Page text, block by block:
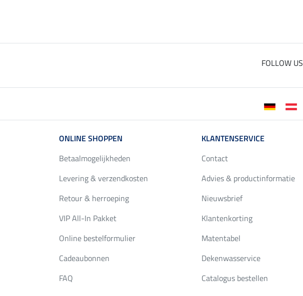
FOLLOW US
ONLINE SHOPPEN
Betaalmogelijkheden
Levering & verzendkosten
Retour & herroeping
VIP All-In Pakket
Online bestelformulier
Cadeaubonnen
FAQ
KLANTENSERVICE
Contact
Advies & productinformatie
Nieuwsbrief
Klantenkorting
Matentabel
Dekenwasservice
Catalogus bestellen